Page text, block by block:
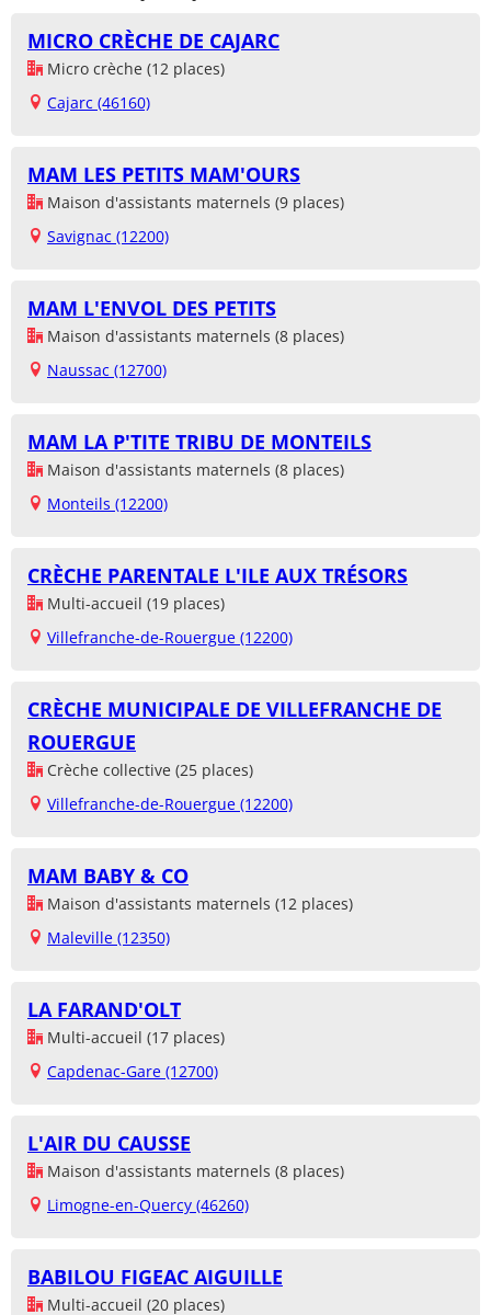
MICRO CRÈCHE DE CAJARC
Micro crèche (12 places)
Cajarc (46160)
MAM LES PETITS MAM'OURS
Maison d'assistants maternels (9 places)
Savignac (12200)
MAM L'ENVOL DES PETITS
Maison d'assistants maternels (8 places)
Naussac (12700)
MAM LA P'TITE TRIBU DE MONTEILS
Maison d'assistants maternels (8 places)
Monteils (12200)
CRÈCHE PARENTALE L'ILE AUX TRÉSORS
Multi-accueil (19 places)
Villefranche-de-Rouergue (12200)
CRÈCHE MUNICIPALE DE VILLEFRANCHE DE
ROUERGUE
Crèche collective (25 places)
Villefranche-de-Rouergue (12200)
MAM BABY & CO
Maison d'assistants maternels (12 places)
Maleville (12350)
LA FARAND'OLT
Multi-accueil (17 places)
Capdenac-Gare (12700)
L'AIR DU CAUSSE
Maison d'assistants maternels (8 places)
Limogne-en-Quercy (46260)
BABILOU FIGEAC AIGUILLE
Multi-accueil (20 places)